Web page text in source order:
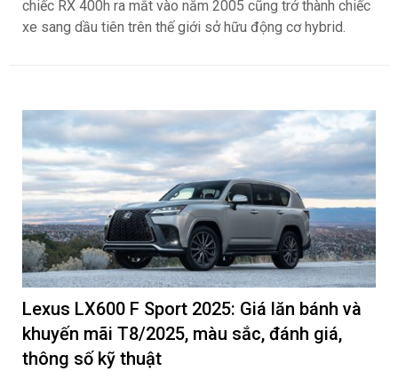
chiếc RX 400h ra mắt vào năm 2005 cũng trở thành chiếc
xe sang dầu tiên trên thế giới sở hữu động cơ hybrid.
Lexus LX600 F Sport 2025: Giá lăn bánh và
khuyến mãi T8/2025, màu sắc, đánh giá,
thông số kỹ thuật